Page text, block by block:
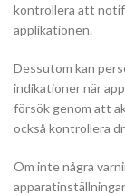
kontrollera att
applikationen.
Dessutom kan
indikationer när
försök genom att
också kontrollera
Om inte några